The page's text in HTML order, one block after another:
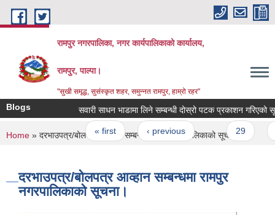
Skip to main content
रामपुर नगरपालिका, नगर कार्यपालिकाको कार्यालय,
रामपुर, पाल्पा।
"सुखी समृद्ध, सुसंस्कृत शहर, समुन्नत रामपुर, हाम्रो रहर"
Blogs सवारी साधन भाडामा लिने सम्बन्धी दोस्रो पटक प्रकाशन गरिएको सूचना।
Pages
« first ‹ previous … 29
You are here
Home » दरभाउपत्र/बोलपत्र आव्हान सम्बन्धमा रामपुर नगरपालिकाको सूचना।
दरभाउपत्र/बोलपत्र आव्हान सम्बन्धमा रामपुर
नगरपालिकाको सूचना।